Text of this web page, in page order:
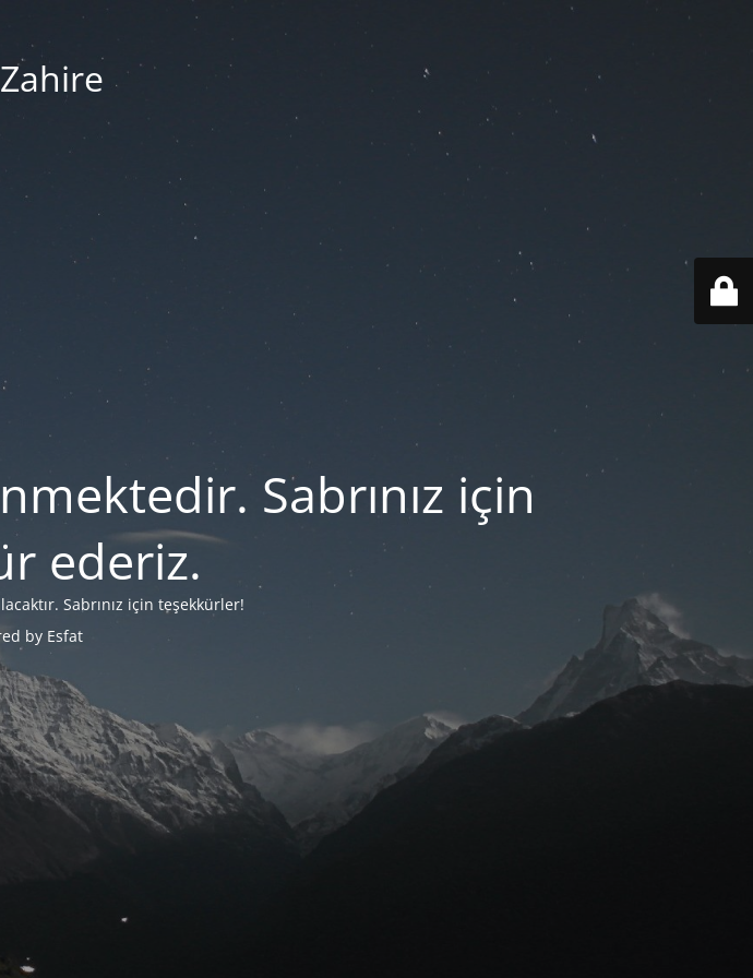
Sabrınız için
ederiz.
Sabrınız için teşekkürler!
by Esfat